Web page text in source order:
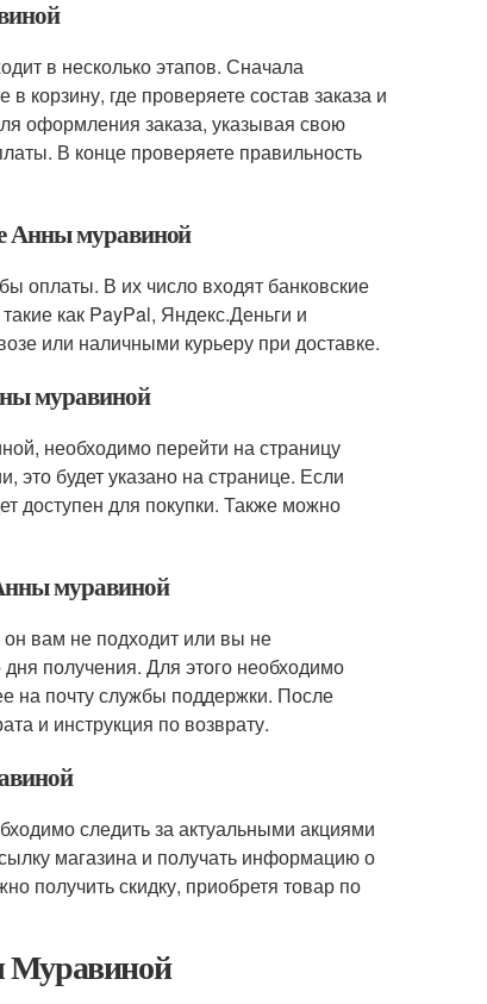
в несколько этапов. Сначала
корзину, где проверяете состав заказа и
оформления заказа, указывая свою
В конце проверяете правильность
Анны муравиной
оплаты. В их число входят банковские
как PayPal, Яндекс.Деньги и
или наличными курьеру при доставке.
муравиной
необходимо перейти на страницу
будет указано на странице. Если
доступен для покупки. Также можно
муравиной
вам не подходит или вы не
получения. Для этого необходимо
на почту службы поддержки. После
и инструкция по возврату.
следить за актуальными акциями
магазина и получать информацию о
получить скидку, приобретя товар по
Муравиной